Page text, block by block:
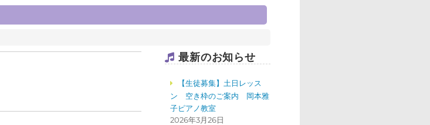
最新のお知らせ
【生徒募集】土日レッス
ン 空き枠のご案内 岡本雅
子ピアノ教室
2026年3月26日